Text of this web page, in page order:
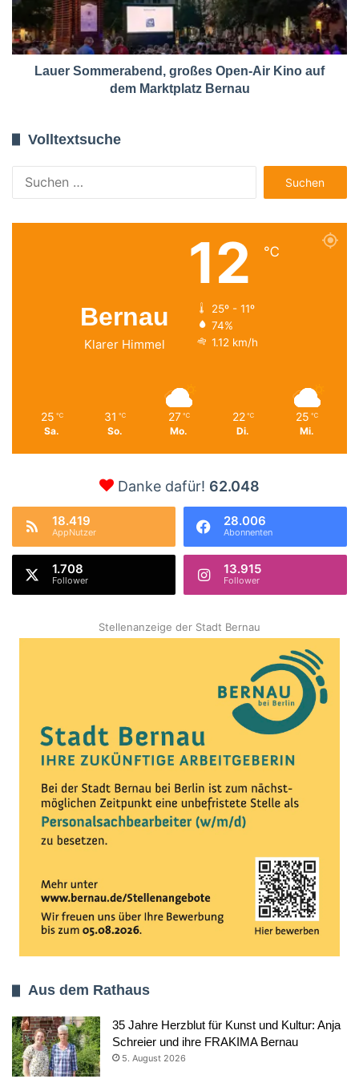
Lauer Sommerabend, großes Open-Air Kino auf
dem Marktplatz Bernau
Volltextsuche
nach:
Bernau
Klarer Himmel
12 ℃
25º - 11º
74%
1.12 km/h
25 ℃
Sa.
31 ℃
So.
27 ℃
Mo.
22 ℃
Di.
25 ℃
Mi.
Danke dafür! 62.048
18.419
AppNutzer
28.006
Abonnenten
1.708
Follower
13.915
Follower
Stellenanzeige der Stadt Bernau
Aus dem Rathaus
35 Jahre Herzblut für Kunst und Kultur: Anja
Schreier und ihre FRAKIMA Bernau
5. August 2026